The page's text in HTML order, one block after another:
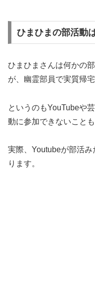
ひまひまの部活動
ひまひまさんは何かの
が、幽霊部員で実質帰
というのもYouTubeや
動に参加できないこと
実際、Youtubeが部活
ります。